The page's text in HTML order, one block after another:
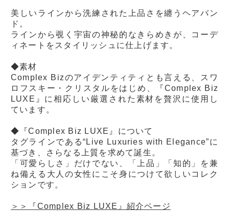
美しいラインから洗練された上品さを纏うヘアバン
ド。
ラインから覗く宇宙の神秘的なきらめきが、コーデ
ィネートをスタイリッシュに仕上げます。
◆素材
Complex Bizのアイデンティティとも言える、スワ
ロフスキー・クリスタルをはじめ、『Complex Biz
LUXE』に相応しい厳選された素材を贅沢に使用し
ています。
◆『Complex Biz LUXE』について
タグラインである“Live Luxuries with Elegance”に
基づき、さらなる上質を求めて誕生。
「可愛らしさ」だけでない、「上品」「知的」を兼
ね備える大人の女性にこそ身につけて欲しいコレク
ションです。
＞＞『Complex Biz LUXE』紹介ページ